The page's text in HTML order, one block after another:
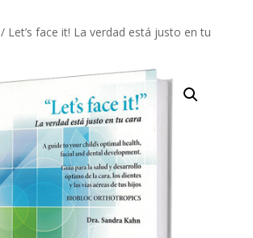
/ Let’s face it! La verdad está justo en tu